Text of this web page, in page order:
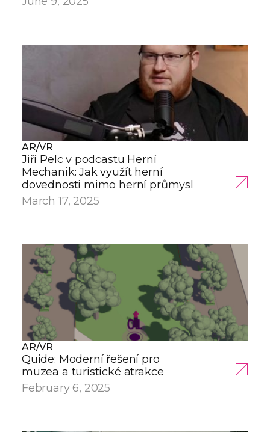
AR/VR
Jiří Pelc v podcastu Herní
Mechanik: Jak využít herní
dovednosti mimo herní průmysl
March 17, 2025
AR/VR
Quide: Moderní řešení pro
muzea a turistické atrakce
February 6, 2025